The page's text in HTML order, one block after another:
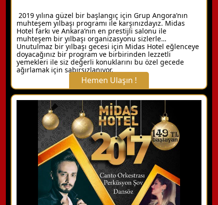
2019 yılına güzel bir başlangıç için Grup Angora’nın
muhteşem yılbaşı programı ile karşınızdayız. Midas
Hotel farkı ve Ankara’nın en prestijli salonu ile
muhteşem bir yılbaşı organizasyonu sizlerle…
Unutulmaz bir yılbaşı gecesi için Midas Hotel eğlenceye
doyacağınız bir program ve birbirinden lezzetli
yemekleri ile siz değerli konuklarını bu özel gecede
ağırlamak için sabırsızlanıyor.
Hemen Ulaşın !
X Kapat
WhatsApp ile Bilgi Alın
Hemen Arayın
Detaylı Bilgi Alın